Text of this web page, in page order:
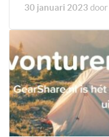
30 januari 2023 door